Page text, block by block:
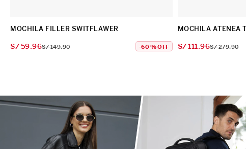
MOCHILA FILLER SWITFLAWER
S/59 96S/149.90 -60 %OFF
MOCHILA ATENEA
S/111 96S/279.90